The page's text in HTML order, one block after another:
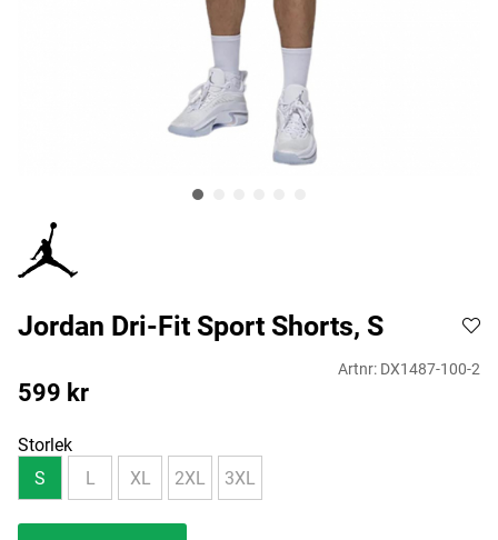
Jordan Dri-Fit Sport Shorts, S
Artnr: DX1487-100-2
599 kr
Storlek
S
L XL 2XL 3XL